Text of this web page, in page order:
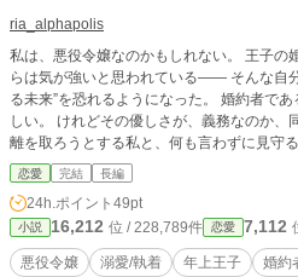
ria_alphapolis
私は、悪役令嬢なのかもしれない。 王子の
らは気が強いと思われている―― そんな自
る未来”を恐れるようになった。 婚約者である年上の王子は、今日も変わらず優
しい。 けれどその優しさが、義務なのか、
離を取ろうとする私と、何も言わずに見守
違っていく。 けれど彼は知っている。 五歳下の婚約者が「我儘だ」と言われて
いた幼い頃から、 そのすべてが可愛くて仕方なかっ
い。 そう決めたのは、ずっと昔のことだった。 悪役令嬢だと勘違いして
女と、 溺愛を隠し続ける年上王子の、すれ違い恋
／王子視点あり／幼少期エピソードあり
恋愛 完結 長編
24h.ポイント 49pt
小説 16,212 位 / 228,789件 恋愛 7,112
悪役令嬢 溺愛/執着 年上王子 婚約